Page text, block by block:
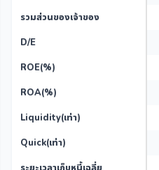
รวมส่วนของเจ้าของ
D/E
ROE(%)
ROA(%)
Liquidity(เท่า)
Quick(เท่า)